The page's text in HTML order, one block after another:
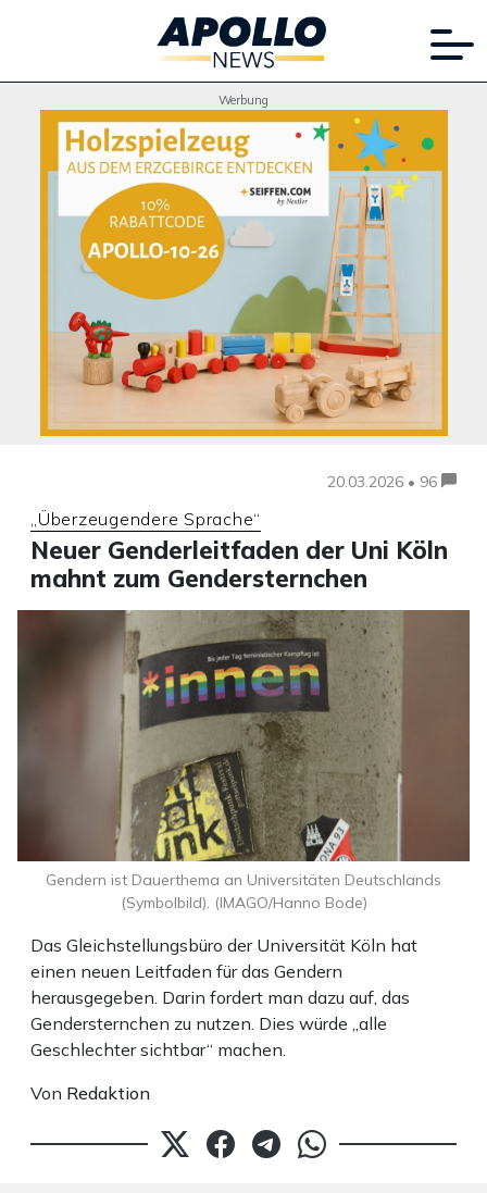
Werbung
20.03.2026 • 96
„Überzeugendere Sprache“
Neuer Genderleitfaden der Uni Köln
mahnt zum Gendersternchen
Das Gleichstellungsbüro der Universität Köln hat
einen neuen Leitfaden für das Gendern
herausgegeben. Darin fordert man dazu auf, das
Gendersternchen zu nutzen. Dies würde „alle
Geschlechter sichtbar“ machen.
Von Redaktion
Gendern ist Dauerthema an Universitäten Deutschlands
(Symbolbild). (IMAGO/Hanno Bode)